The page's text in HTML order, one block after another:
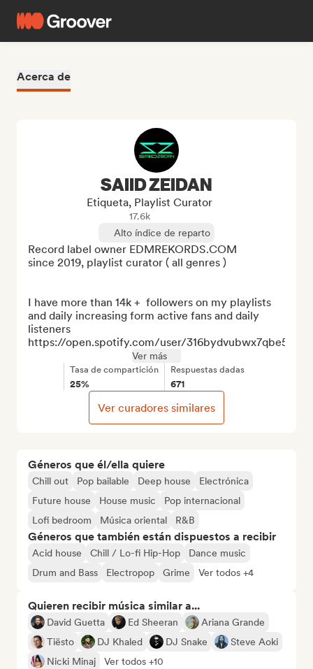
Acerca de
Géneros que él/ella quiere
Chill out Pop bailable Deep house
Electrónica
Future house
House music
Pop internacional
Lofi bedroom
Música oriental R&B
Géneros que también están dispuestos a recibir
Acid house Chill / Lo-fi Hip-Hop
Dance music
Drum and Bass
Electropop Grime Ver todos +4
Quieren recibir música similar a...
David Guetta Ed Sheeran
Ariana Grande
Tiësto
DJ Khaled DJ Snake
Steve Aoki
Nicki Minaj
Ver todos +10
SAIID ZEIDAN
Etiqueta, Playlist Curator
17.6k
Alto índice de reparto
Record label owner EDMREKORDS.COM
since 2019, playlist curator ( all genres )
I have more than 14k +  followers on my playlists
and daily increasing form active fans and daily
listeners
https://open.spotify.com/user/
Ver más
Tasa de compartición
25%
Respuestas dadas
671
Ver curadores similares